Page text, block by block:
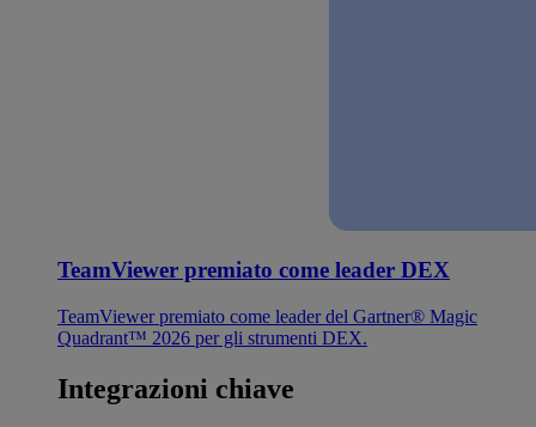
TeamViewer premiato come leader DEX
TeamViewer premiato come leader del Gartner® Magic
Quadrant™ 2026 per gli strumenti DEX.
Integrazioni chiave